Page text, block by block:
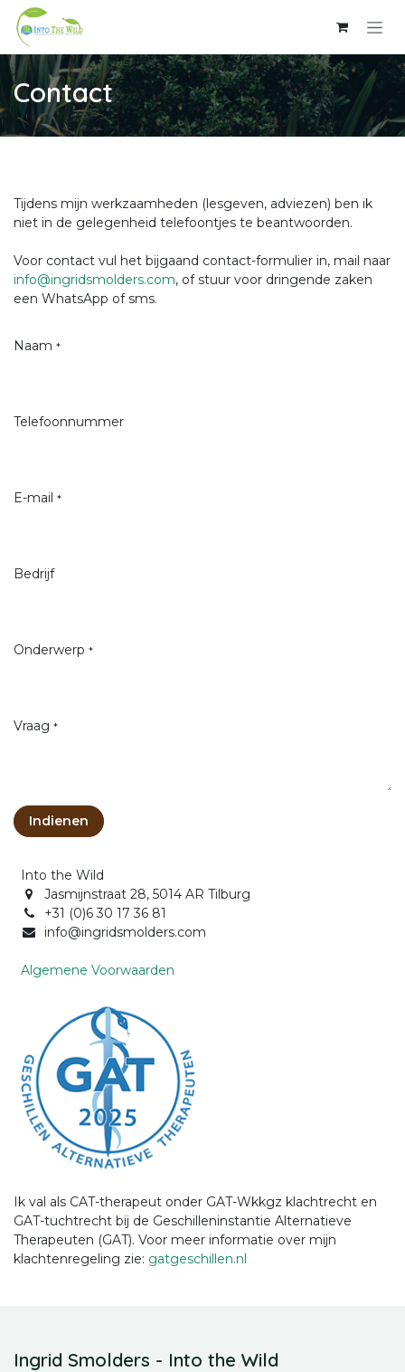
Skip to Content
Contact
Tijdens mijn werkzaamheden (lesgeven, adviezen) ben ik
niet in de gelegenheid telefoontjes te beantwoorden.
Voor contact vul het bijgaand contact-formulier in, mail naar
info@ingridsmolders.com, of stuur voor dringende zaken
een WhatsApp of sms.
Naam *
Telefoonnummer
E-mail *
Bedrijf
Onderwerp *
Vraag *
Indienen
Into the Wild
Jasmijnstraat 28, 5014 AR Tilburg
+31 (0)6 30 17 36 81
info@ingridsmolders.com
Algemene Voorwaarden
Ik val als CAT-therapeut onder GAT-Wkkgz klachtrecht en
GAT-tuchtrecht bij de Geschilleninstantie Alternatieve
Therapeuten (GAT). Voor meer informatie over mijn
klachtenregeling zie: gatgeschillen.nl
Ingrid Smolders - Into the Wild